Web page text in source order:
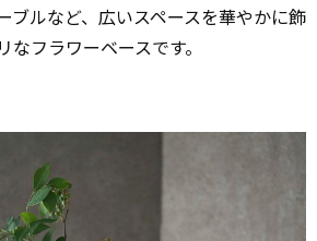
ブルなど、広いスペースを華やかに飾
フラワーベースです。